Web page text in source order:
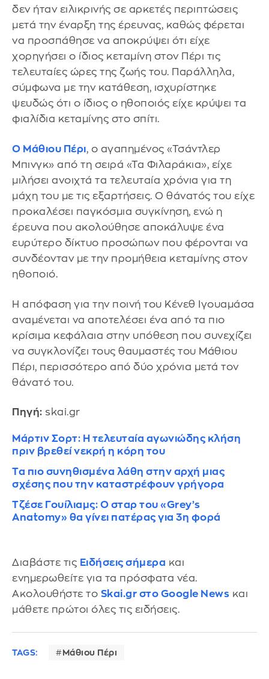
δεν ήταν ειλικρινής σε αρκετές περιπτώσεις
μετά την έναρξη της έρευνας, καθώς φέρεται
να προσπάθησε να αποκρύψει ότι είχε
χορηγήσει ο ίδιος κεταμίνη στον Πέρι τις
τελευταίες ώρες της ζωής του. Παράλληλα,
σύμφωνα με την κατάθεση, ισχυρίστηκε
ψευδώς ότι ο ίδιος ο ηθοποιός είχε κρύψει τα
φιαλίδια κεταμίνης στο σπίτι.
Ο Μάθιου Πέρι, ο αγαπημένος «Τσάντλερ
Μπινγκ» από τη σειρά «Τα Φιλαράκια», είχε
μιλήσει ανοιχτά τα τελευταία χρόνια για τη
μάχη του με τις εξαρτήσεις. Ο θάνατός του είχε
προκαλέσει παγκόσμια συγκίνηση, ενώ η
έρευνα που ακολούθησε αποκάλυψε ένα
ευρύτερο δίκτυο προσώπων που φέρονται να
συνδέονταν με την προμήθεια κεταμίνης στον
ηθοποιό.
Η απόφαση για την ποινή του Κένεθ Ιγουαμάσα
αναμένεται να αποτελέσει ένα από τα πιο
κρίσιμα κεφάλαια στην υπόθεση που συνεχίζει
να συγκλονίζει τους θαυμαστές του Μάθιου
Πέρι, περισσότερο από δύο χρόνια μετά τον
θάνατό του.
Πηγή: skai.gr
Μάρτιν Σορτ: Η τελευταία αγωνιώδης κλήση
πριν βρεθεί νεκρή η κόρη του
Τα πιο συνηθισμένα λάθη στην αρχή μιας
σχέσης που την καταστρέφουν γρήγορα
Τζέσε Γουίλιαμς: Ο σταρ του «Grey’s
Anatomy» θα γίνει πατέρας για 3η φορά
Διαβάστε τις Ειδήσεις σήμερα και
ενημερωθείτε για τα πρόσφατα νέα.
Ακολουθήστε το Skai.gr στο Google News και
μάθετε πρώτοι όλες τις ειδήσεις.
TAGS: Μάθιου Πέρι